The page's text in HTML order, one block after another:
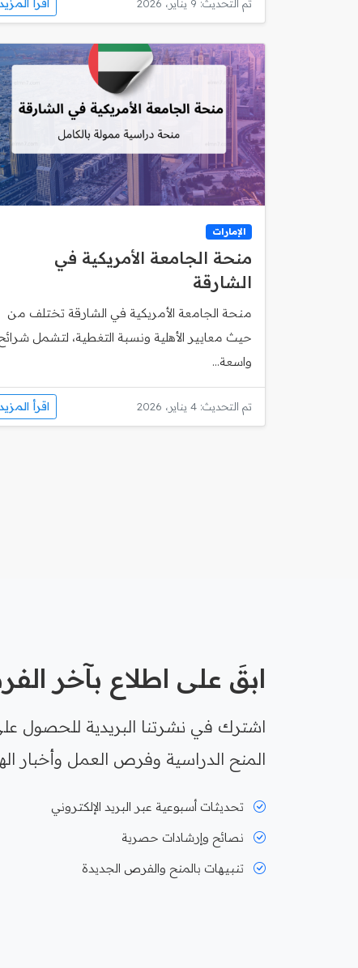
تم التحديث: 9 يناير، 2026 اقرأ
الإمارات
منحة الجامعة الأمريكية في
الشارقة
منحة الجامعة الأمريكية في الشارقة تختلف من
حيث معايير الأهلية ونسبة التغطية، لتشمل
واسعة...
تم التحديث: 4 يناير، 2026 اقرأ
ابقَ على اطلاع بآخر
اشترك في نشرتنا البريدية للحصول
المنح الدراسية وفرص العمل وأخبار
تحديثات أسبوعية عبر البريد الإلكتروني
نصائح وإرشادات حصرية
تنبيهات بالمنح والفرص الجديدة